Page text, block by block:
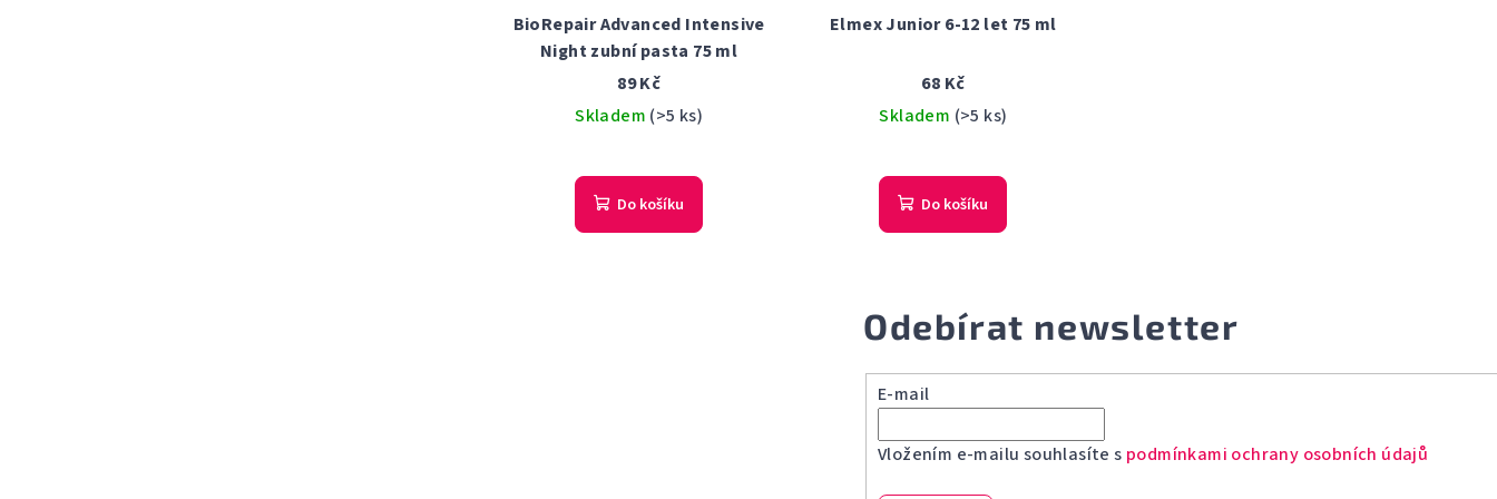
BioRepair Advanced Intensive
Night zubní pasta 75 ml
89 Kč
Skladem (>5 ks)
Do košíku
Elmex Junior 6-12 let 75 ml
68 Kč
Skladem (>5 ks)
Do košíku
Odebírat newsletter
E-mail
Vložením e-mailu souhlasíte s podmínkami ochrany osobních údajů